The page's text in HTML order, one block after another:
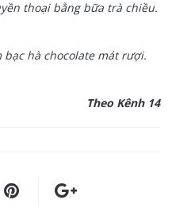
thoại bằng bữa trà chiều.
hà chocolate mát rượi.
Theo Kênh 14